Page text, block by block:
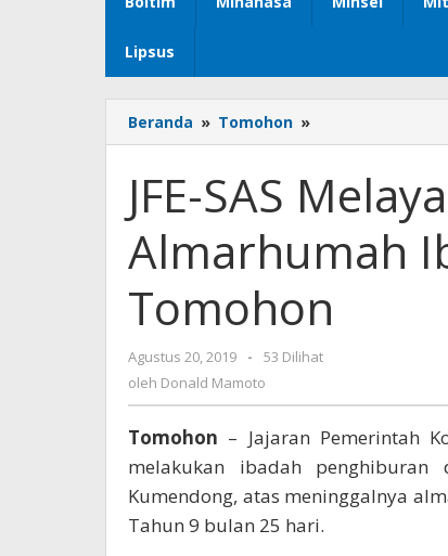
Lipsus
Beranda » Tomohon »
SAS
Dirumah
Duka
Almarhumah
Ibunda
Capil
Kota
Tomohon
JFE-SAS
Almarhumah
Tomohon
Agustus 20, 2019
oleh
Donald
-
53 Dilihat
oleh Donald Mamoto
Tomohon – Jajaran Pemerintah
melakukan ibadah
Kumendong, atas meninggalnya
Tahun 9 bulan 25 hari.